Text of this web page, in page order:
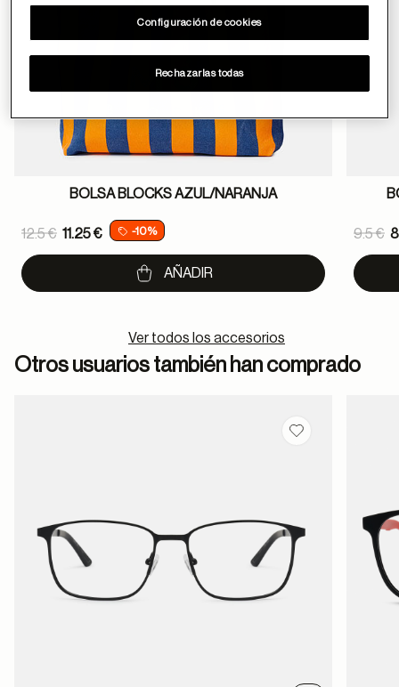
BOLSA BLOCKS AZUL/NARANJA
Price reduced from
12.5 €
to
11.25 € -10%
AÑADIR
9.5 €
to
Ver todos los accesorios
Otros usuarios también han comprado
Guardar en
Configuración de cookies
Rechazarlas todas